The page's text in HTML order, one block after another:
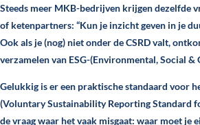
Steeds meer MKB-bedrijven krijgen dezelfde
of ketenpartners: “Kun je inzicht geven in je
Ook als je (nog) niet onder de CSRD valt,
verzamelen van ESG-(Environmental, Social &
Gelukkig is er een praktische standaard voor
(Voluntary Sustainability Reporting Standard
de vraag waar het vaak misgaat: waar moet je